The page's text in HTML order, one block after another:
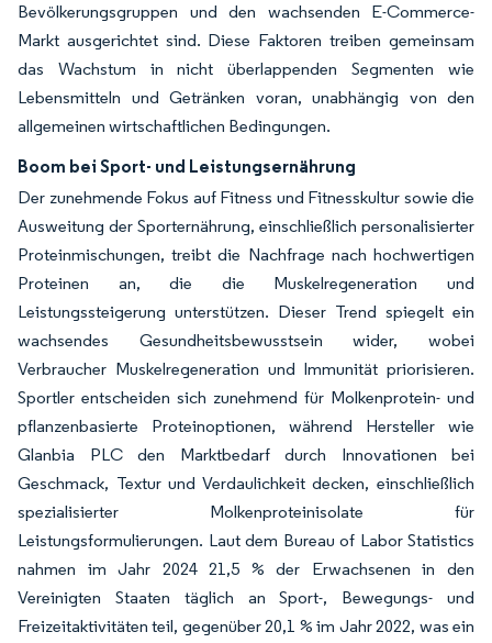
Bevölkerungsgruppen und den wachsenden E-Commerce-
Markt ausgerichtet sind. Diese Faktoren treiben gemeinsam
das Wachstum in nicht überlappenden Segmenten wie
Lebensmitteln und Getränken voran, unabhängig von den
allgemeinen wirtschaftlichen Bedingungen.
Boom bei Sport- und Leistungsernährung
Der zunehmende Fokus auf Fitness und Fitnesskultur sowie die
Ausweitung der Sporternährung, einschließlich personalisierter
Proteinmischungen, treibt die Nachfrage nach hochwertigen
Proteinen an, die die Muskelregeneration und
Leistungssteigerung unterstützen. Dieser Trend spiegelt ein
wachsendes Gesundheitsbewusstsein wider, wobei
Verbraucher Muskelregeneration und Immunität priorisieren.
Sportler entscheiden sich zunehmend für Molkenprotein- und
pflanzenbasierte Proteinoptionen, während Hersteller wie
Glanbia PLC den Marktbedarf durch Innovationen bei
Geschmack, Textur und Verdaulichkeit decken, einschließlich
spezialisierter Molkenproteinisolate für
Leistungsformulierungen. Laut dem Bureau of Labor Statistics
nahmen im Jahr 2024 21,5 % der Erwachsenen in den
Vereinigten Staaten täglich an Sport-, Bewegungs- und
Freizeitaktivitäten teil, gegenüber 20,1 % im Jahr 2022, was ein